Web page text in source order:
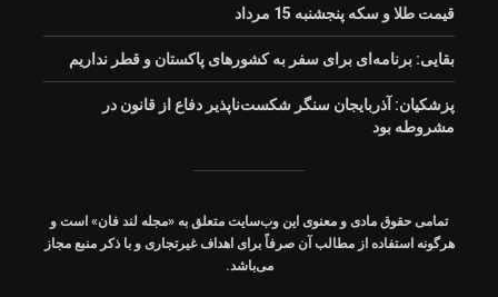
حسینی(ع) در مرز مهران
از مرز خسروی
۶۷ درصد زائران قزوینی
از مرز مهران به استان
بوشهر با محوریت تأمین
مالی و زیرساخت‌های
نهضت ملی مسکن استان
قیمت طلا و سکه پنجشنبه 15 مرداد
بقایی: برنامه‌ای برای سفر به کشورهای پاکستان و قطر نداریم
پزشکیان: آذربایجان سنگر شکست‌ناپذیر دفاع از قانون در
مشروطه بود
تمامی حقوق مادی و معنوی این وب‌سایت متعلق به «مجله لند فان» است و
هرگونه استفاده از مطالب آن صرفاً برای اهداف غیرتجاری و با ذکر منبع مجاز
می‌باشد.